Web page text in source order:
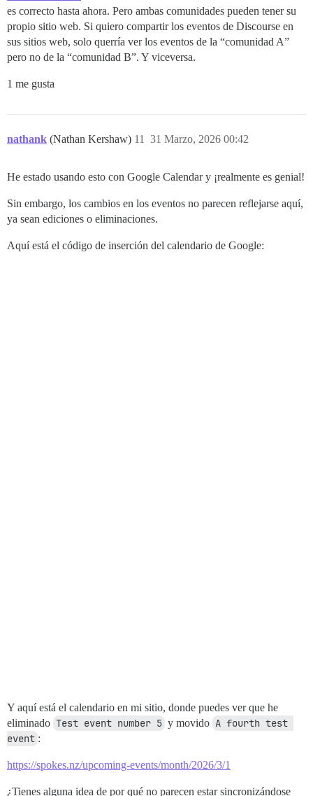
es correcto hasta ahora. Pero ambas comunidades pueden tener su
propio sitio web. Si quiero compartir los eventos de Discourse en
sus sitios web, solo querría ver los eventos de la “comunidad A”
pero no de la “comunidad B”. Y viceversa.
1 me gusta
nathank (Nathan Kershaw) 31 Marzo, 2026 00:42
11
He estado usando esto con Google Calendar y ¡realmente es genial!
Sin embargo, los cambios en los eventos no parecen reflejarse aquí,
ya sean ediciones o eliminaciones.
Aquí está el código de inserción del calendario de Google:
Y aquí está el calendario en mi sitio, donde puedes ver que he
eliminado Test event number 5 y movido A fourth test
event :
https://spokes.nz/upcoming-events/month/2026/3/1
¿Tienes alguna idea de por qué no parecen estar sincronizándose